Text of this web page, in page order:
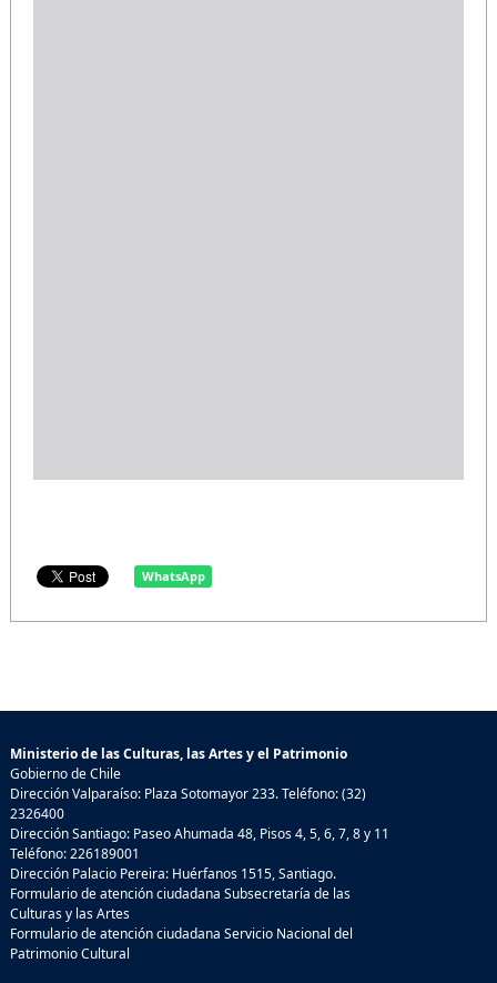
WhatsApp
Ministerio de las Culturas, las Artes y el Patrimonio
Gobierno de Chile
Dirección Valparaíso: Plaza Sotomayor 233. Teléfono: (32)
2326400
Dirección Santiago: Paseo Ahumada 48, Pisos 4, 5, 6, 7, 8 y 11
Teléfono: 226189001
Dirección Palacio Pereira: Huérfanos 1515, Santiago.
Formulario de atención ciudadana Subsecretaría de las
Culturas y las Artes
Formulario de atención ciudadana Servicio Nacional del
Patrimonio Cultural